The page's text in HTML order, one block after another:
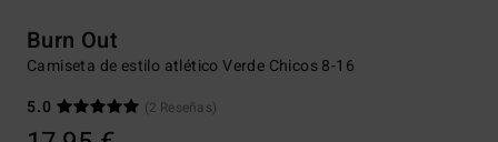
Burn Out
Camiseta de estilo atlético Verde Chicos 8-16
5.0
(2 Reseñas)